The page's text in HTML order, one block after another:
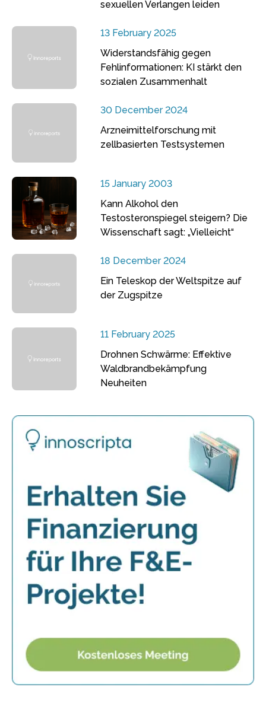
sexuellen Verlangen leiden
13 February 2025
Widerstandsfähig gegen
Fehlinformationen: KI stärkt den
sozialen Zusammenhalt
30 December 2024
Arzneimittelforschung mit
zellbasierten Testsystemen
15 January 2003
Kann Alkohol den
Testosteronspiegel steigern? Die
Wissenschaft sagt: „Vielleicht“
18 December 2024
Ein Teleskop der Weltspitze auf
der Zugspitze
11 February 2025
Drohnen Schwärme: Effektive
Waldbrandbekämpfung
Neuheiten